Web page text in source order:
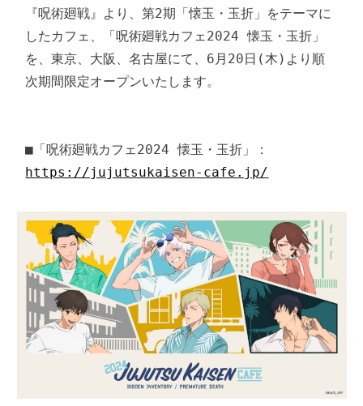
『呪術廻戦』より、第2期「懐玉・玉折」をテーマに
したカフェ、「呪術廻戦カフェ2024 懐玉・玉折」
を、東京、大阪、名古屋にて、6月20日(木)より順
次期間限定オープンいたします。
■「呪術廻戦カフェ2024 懐玉・玉折」：
https://jujutsukaisen-cafe.jp/